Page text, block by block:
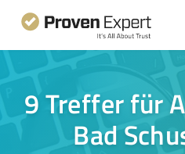
9 Treffer für
Bad